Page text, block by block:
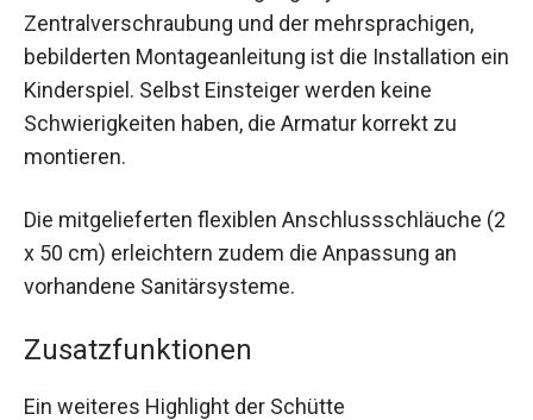
Zentralverschraubung und der mehrsprachigen,
bebilderten Montageanleitung ist die Installation ein
Kinderspiel. Selbst Einsteiger werden keine
Schwierigkeiten haben, die Armatur korrekt zu
montieren.
Die mitgelieferten flexiblen Anschlussschläuche (2
x 50 cm) erleichtern zudem die Anpassung an
vorhandene Sanitärsysteme.
Zusatzfunktionen
Ein weiteres Highlight der Schütte